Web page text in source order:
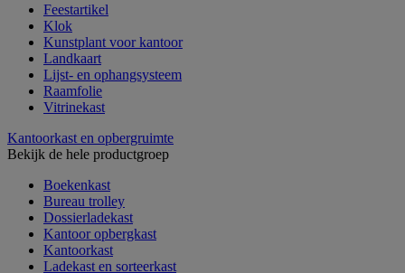
Feestartikel
Klok
Kunstplant voor kantoor
Landkaart
Lijst- en ophangsysteem
Raamfolie
Vitrinekast
Kantoorkast en opbergruimte
Bekijk de hele productgroep
Boekenkast
Bureau trolley
Dossierladekast
Kantoor opbergkast
Kantoorkast
Ladekast en sorteerkast